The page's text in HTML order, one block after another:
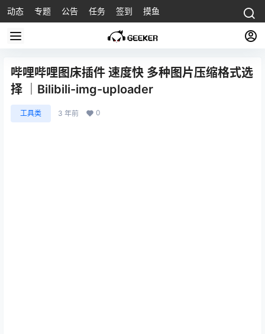
动态 专题 公告 任务 签到 摸鱼
哔哩哔哩图床插件 速度快 多种图片压缩格式选
择 ｜Bilibili-img-uploader
工具类 3 年前 0